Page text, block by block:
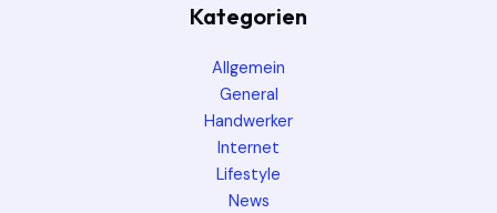
Kategorien
Allgemein
General
Handwerker
Internet
Lifestyle
News